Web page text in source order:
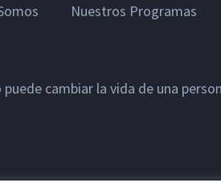
Nuestros Programas
cambiar la vida de una